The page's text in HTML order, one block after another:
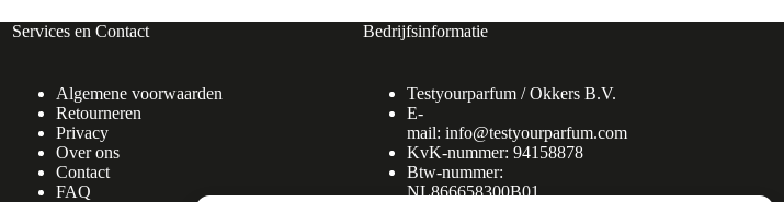
Services en Contact
Algemene voorwaarden
Retourneren
Privacy
Over ons
Contact
FAQ
Bedrijfsinformatie
Testyourparfum /Okkers B.V.
E-
mail: info@testyourparfum.com
KvK-nummer: 94158878
Btw-nummer:
NL866658300B01